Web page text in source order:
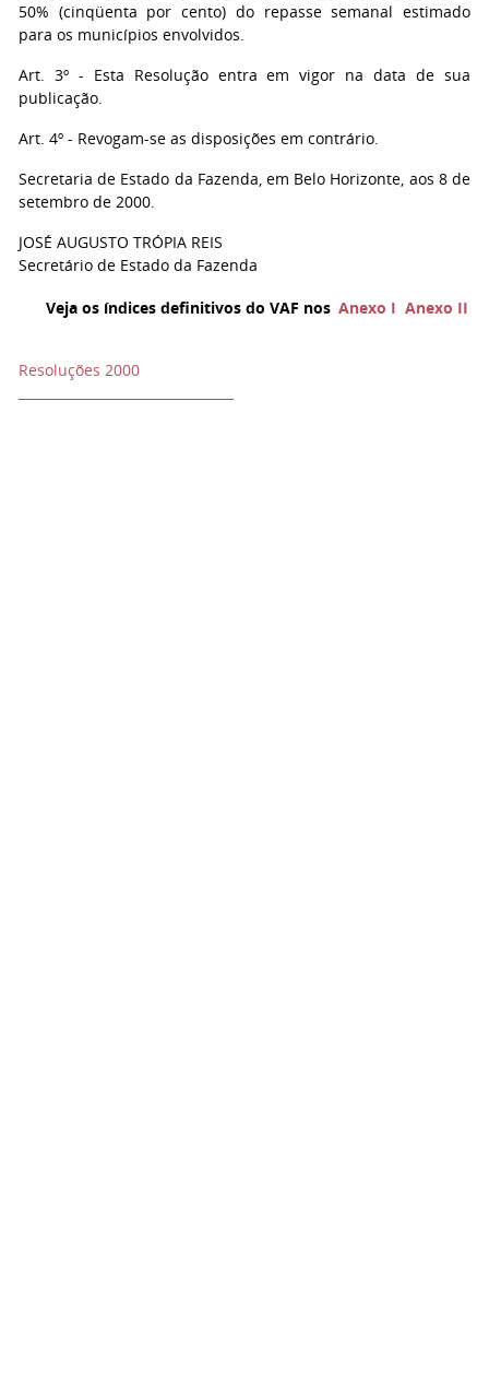
50% (cinqüenta por cento) do repasse semanal estimado
para os municípios envolvidos.
Art. 3º - Esta Resolução entra em vigor na data de sua
publicação.
Art. 4º - Revogam-se as disposições em contrário.
Secretaria de Estado da Fazenda, em Belo Horizonte, aos 8 de
setembro de 2000.
JOSÉ AUGUSTO TRÓPIA REIS
Secretário de Estado da Fazenda
Veja os índices definitivos do VAF nos Anexo I Anexo II
Resoluções 2000